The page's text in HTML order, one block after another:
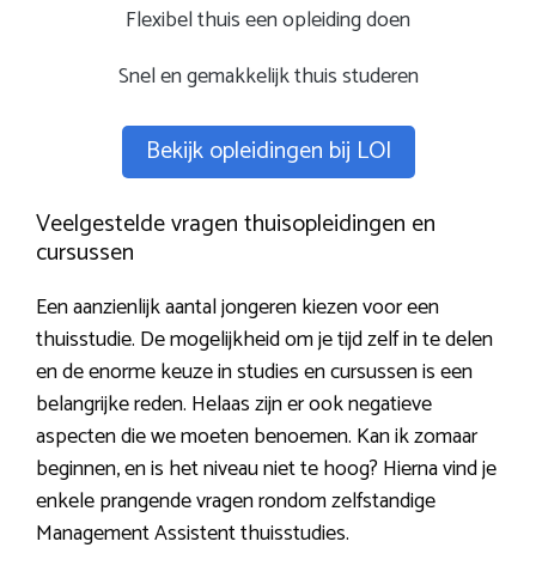
Flexibel thuis een opleiding doen
Snel en gemakkelijk thuis studeren
Bekijk opleidingen bij LOI
Veelgestelde vragen thuisopleidingen en
cursussen
Een aanzienlijk aantal jongeren kiezen voor een
thuisstudie. De mogelijkheid om je tijd zelf in te delen
en de enorme keuze in studies en cursussen is een
belangrijke reden. Helaas zijn er ook negatieve
aspecten die we moeten benoemen. Kan ik zomaar
beginnen, en is het niveau niet te hoog? Hierna vind je
enkele prangende vragen rondom zelfstandige
Management Assistent thuisstudies.